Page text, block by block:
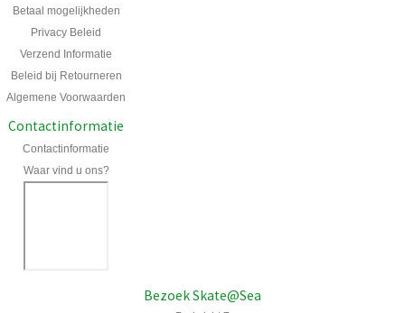
Betaal mogelijkheden
Privacy Beleid
Verzend Informatie
Beleid bij Retourneren
Algemene Voorwaarden
Contactinformatie
Contactinformatie
Waar vind u ons?
Bezoek Skate@Sea